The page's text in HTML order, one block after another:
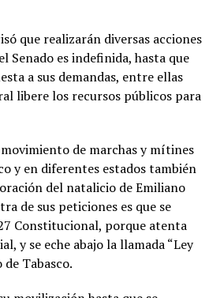
que realizarán diversas acciones
Senado es indefinida, hasta que
a sus demandas, entre ellas
libere los recursos públicos para
de marchas y mítines
y en diferentes estados también
del natalicio de Emiliano
de sus peticiones es que se
Constitucional, porque atenta
y se eche abajo la llamada “Ley
Tabasco.